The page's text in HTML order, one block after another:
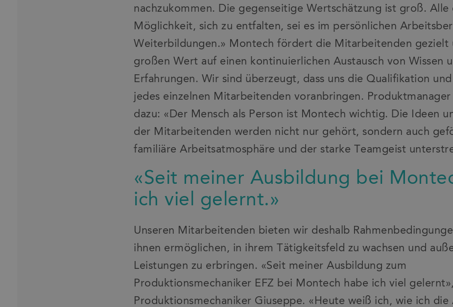
nachzukommen. Die gegenseitige Wertschätzung ist groß. Alle
Möglichkeit, sich zu entfalten, sei es im persönlichen
Weiterbildungen.» Montech fördert die Mitarbeitenden gezielt
großen Wert auf einen kontinuierlichen Austausch von Wissen
Erfahrungen. Wir sind überzeugt, dass uns die Qualifikation
jedes einzelnen Mitarbeitenden voranbringen.
dazu: «Der Mensch als Person ist Montech wichtig. Die Ideen
der Mitarbeitenden werden nicht nur gehört, sondern auch
familiäre Arbeitsatmosphäre und der starke Teamgeist
«Seit meiner Ausbildung bei
ich viel gelernt.»
Unseren Mitarbeitenden bieten wir deshalb
ihnen ermöglichen, in ihrem Tätigkeitsfeld zu wachsen und
Leistungen zu erbringen. «Seit meiner Ausbildung zum
Produktionsmechaniker EFZ bei Montech habe ich viel
Produktionsmechaniker Giuseppe. «Heute weiß ich, wie ich